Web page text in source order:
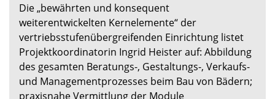
Die „bewährten und konsequent
weiterentwickelten Kernelemente“ der
vertriebsstufenübergreifenden Einrichtung listet
Projektkoordinatorin Ingrid Heister auf: Abbildung
des gesamten Beratungs-, Gestaltungs-, Verkaufs-
und Managementprozesses beim Bau von Bädern;
praxisnahe Vermittlung der Module